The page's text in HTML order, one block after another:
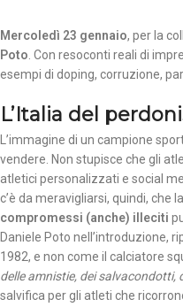
Mercoledì 23 gennaio, per la
Poto. Con resoconti reali di
esempi di doping, corruzione,
L’Italia del
L’immagine di un campione
vendere. Non stupisce che gli
atletici personalizzati e social
c’è da meravigliarsi, quindi, che
compromessi (anche) illeciti
Daniele Poto nell’introduzione,
1982, e non come il calciatore
delle amnistie, dei salvacondotti,
salvifica per gli atleti che